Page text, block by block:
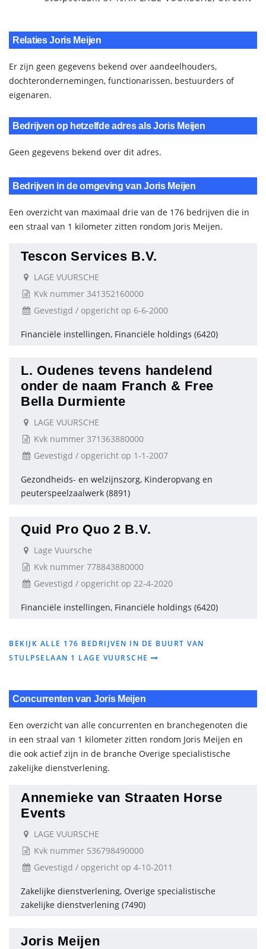
Relaties Joris Meijen
Er zijn geen gegevens bekend over aandeelhouders,
dochterondernemingen, functionarissen, bestuurders of
eigenaren.
Bedrijven op hetzelfde adres als Joris Meijen
Geen gegevens bekend over dit adres.
Bedrijven in de omgeving van Joris Meijen
Een overzicht van maximaal drie van de 176 bedrijven die in
een straal van 1 kilometer zitten rondom Joris Meijen.
Tescon Services B.V.
LAGE VUURSCHE
Kvk nummer 341352160000
Gevestigd / opgericht op 6-6-2000
Financiële instellingen, Financiële holdings (6420)
L. Oudenes tevens handelend
onder de naam Franch & Free
Bella Durmiente
LAGE VUURSCHE
Kvk nummer 371363880000
Gevestigd / opgericht op 1-1-2007
Gezondheids- en welzijnszorg, Kinderopvang en
peuterspeelzaalwerk (8891)
Quid Pro Quo 2 B.V.
Lage Vuursche
Kvk nummer 778843880000
Gevestigd / opgericht op 22-4-2020
Financiële instellingen, Financiële holdings (6420)
BEKIJK ALLE 176 BEDRIJVEN IN DE BUURT VAN
STULPSELAAN 1 LAGE VUURSCHE
Concurrenten van Joris Meijen
Een overzicht van alle concurrenten en branchegenoten die
in een straal van 1 kilometer zitten rondom Joris Meijen en
die ook actief zijn in de branche Overige specialistische
zakelijke dienstverlening.
Annemieke van Straaten Horse
Events
LAGE VUURSCHE
Kvk nummer 536798490000
Gevestigd / opgericht op 4-10-2011
Zakelijke dienstverlening, Overige specialistische
zakelijke dienstverlening (7490)
Joris Meijen